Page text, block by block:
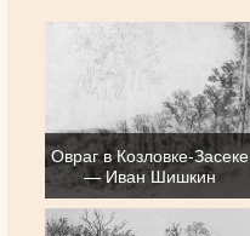
Овраг в Козловке-Засеке
— Иван Шишкин